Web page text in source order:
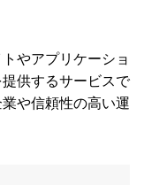
やアプリケーショ
供するサービスで
や信頼性の高い運